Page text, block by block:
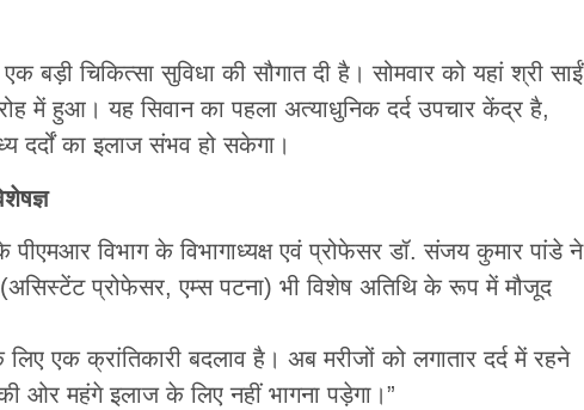
बड़ी चिकित्सा सुविधा की सौगात दी है। सोमवार को यहां श्री साईं
में हुआ। यह सिवान का पहला अत्याधुनिक दर्द उपचार केंद्र है,
दर्दों का इलाज संभव हो सकेगा।
विभाग के विभागाध्यक्ष एवं प्रोफेसर डॉ. संजय कुमार पांडे ने
प्रोफेसर, एम्स पटना) भी विशेष अतिथि के रूप में मौजूद
एक क्रांतिकारी बदलाव है। अब मरीजों को लगातार दर्द में रहने
ओर महंगे इलाज के लिए नहीं भागना पड़ेगा।”